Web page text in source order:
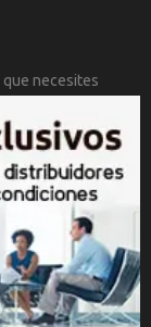
necesites